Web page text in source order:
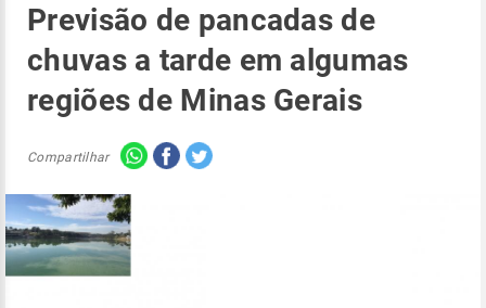
Previsão de pancadas de
chuvas a tarde em algumas
regiões de Minas Gerais
Compartilhar